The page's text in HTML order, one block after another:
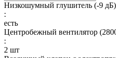
Низкошумный глушитель (-9 дБ)
:
есть
Центробежный вентилятор
:
2 шт